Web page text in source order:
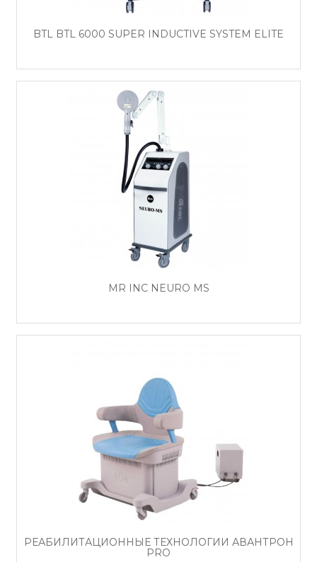
BTL BTL 6000 SUPER INDUCTIVE SYSTEM ELITE
MR INC NEURO MS
РЕАБИЛИТАЦИОННЫЕ ТЕХНОЛОГИИ АВАНТРОН
PRO